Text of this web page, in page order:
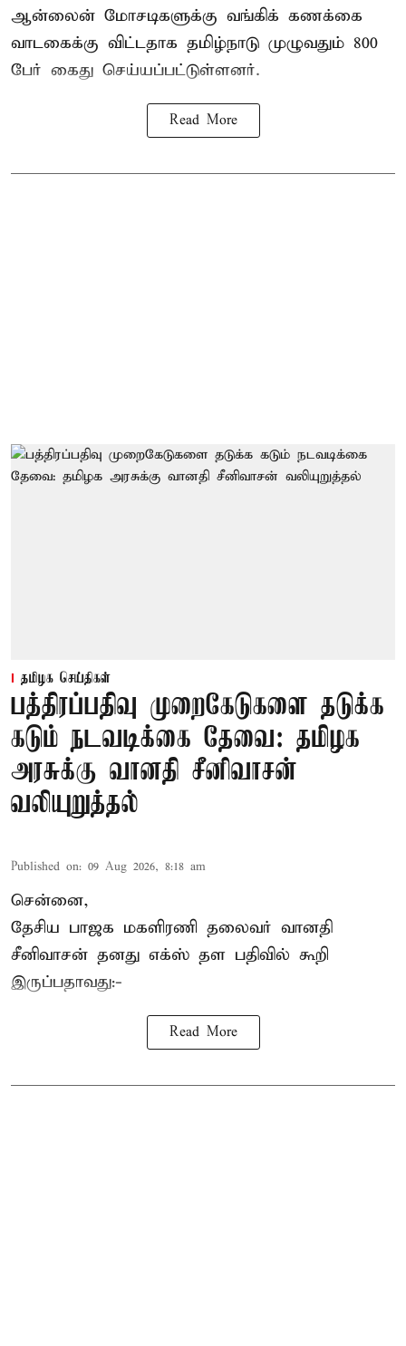
ஆன்லைன் மோசடிகளுக்கு வங்கிக் கணக்கை
வாடகைக்கு விட்டதாக தமிழ்நாடு முழுவதும் 800
பேர் கைது செய்யப்பட்டுள்ளனர்.
Read More
தமிழக செய்திகள்
பத்திரப்பதிவு முறைகேடுகளை தடுக்க
கடும் நடவடிக்கை தேவை: தமிழக
அரசுக்கு வானதி சீனிவாசன்
வலியுறுத்தல்
Published on: 09 Aug 2026, 8:18 am
சென்னை,
தேசிய பாஜக மகளிரணி தலைவர் வானதி
சீனிவாசன் தனது எக்ஸ் தள பதிவில் கூறி
இருப்பதாவது:-
Read More